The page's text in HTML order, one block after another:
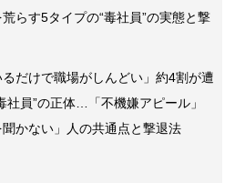
らす5タイプの“毒社員”の実態と撃
るだけで職場がしんどい」約4割が遭
社員”の正体…「不機嫌アピール」
聞かない」人の共通点と撃退法